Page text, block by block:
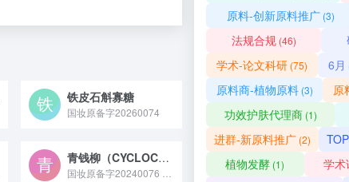
铁皮石斛寡糖
国妆原备字20260074
青钱柳（CYCLOCARYA PALIURUS）叶提取物
国妆原备字20240076 青钱柳（CYCLOCARYA PALIURUS）叶提取物原料是从胡桃科青钱柳属植物的叶片中提取得到，富含黄酮、三萜、多糖等活性成分，具有辅助调节血糖、抗氧化及舒缓特性，常用于保健食品、化妆品领域作为功效性原料。
原料-创新原料推广 (3)
法规合规(46)
学术-论文科研 (75) 6月
原料商-植物原料(3) 原
功效护肤代理商(1)
进群-新原料推广 (2)
植物发酵 (1) 学术